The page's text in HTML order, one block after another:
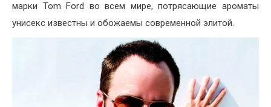
марки Tom Ford во всем мире, потрясающие ароматы
унисекс известны и обожаемы современной элитой.